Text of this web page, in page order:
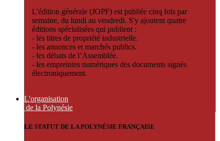
L'édition générale (JOPF) est publiée cinq fois par
semaine, du lundi au vendredi. S'y ajoutent quatre
éditions spécialisées qui publient :
- les titres de propriété industrielle.
- les annonces et marchés publics.
- les débats de l’Assemblée.
- les empreintes numériques des documents signés
électroniquement.
L'organisation
de la Polynésie
LE STATUT DE LA POLYNÉSIE FRANÇAISE